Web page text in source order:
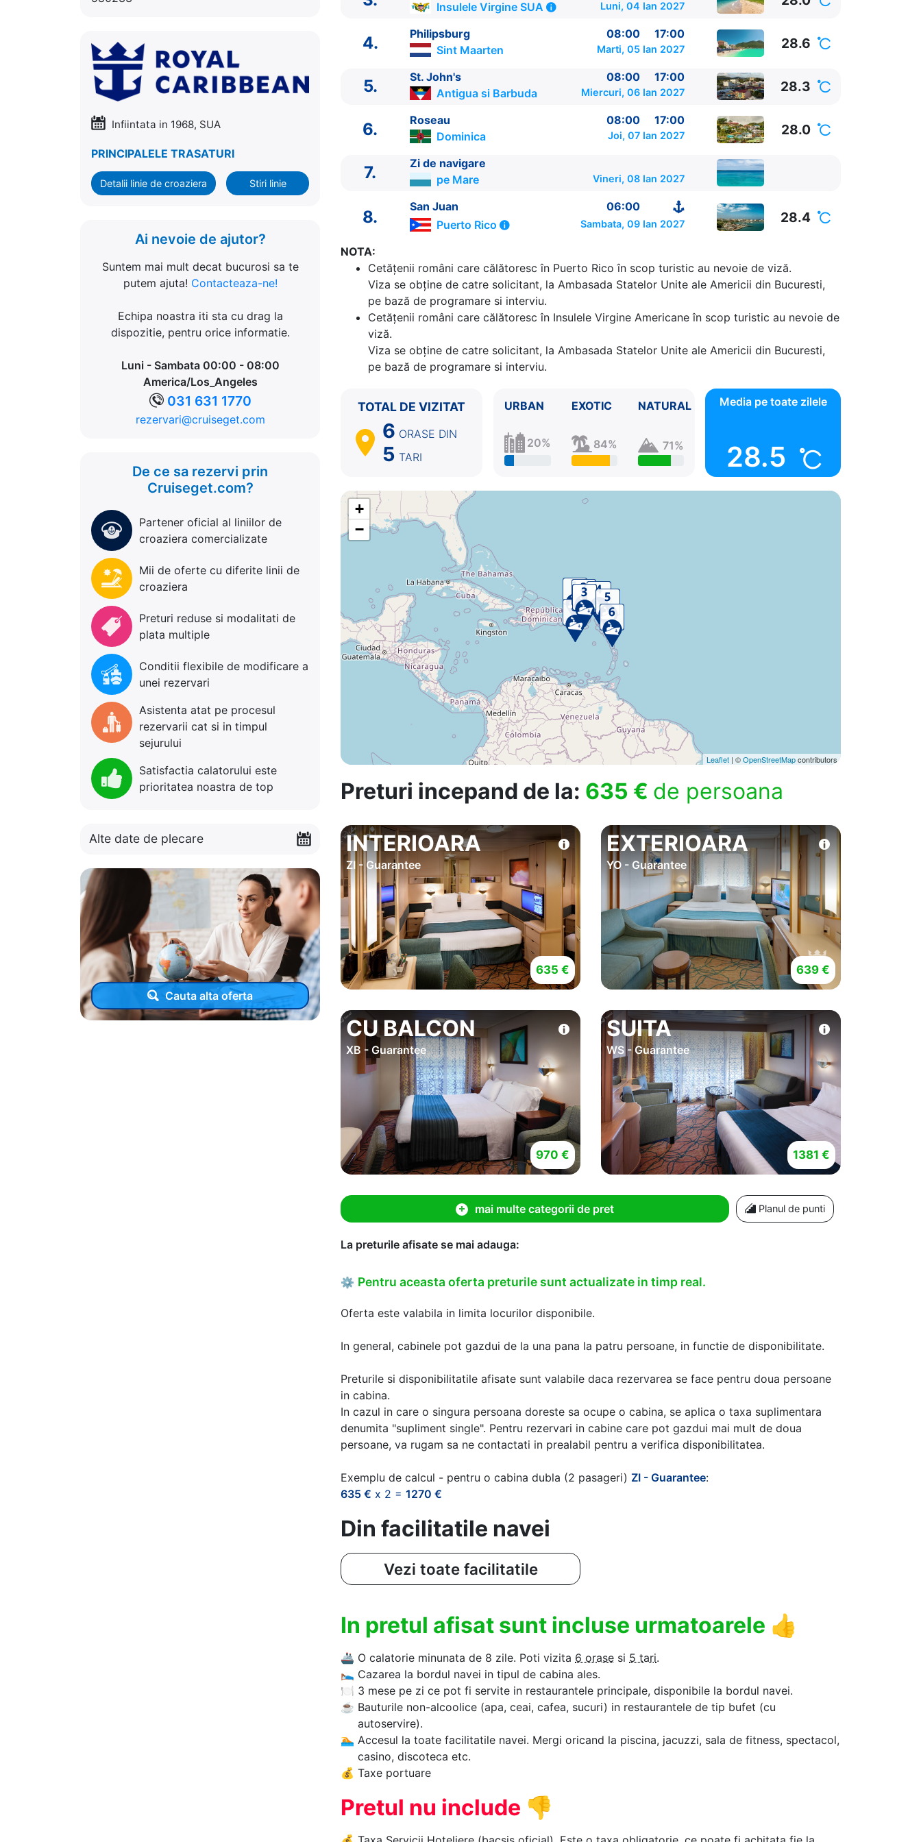
Infiintata in 1968, SUA
PRINCIPALELE TRASATURI
Detalii linie de croaziera Stiri linie
Ai nevoie de ajutor?
Suntem mai mult decat bucurosi sa te
putem ajuta! Contacteaza-ne!
Echipa noastra iti sta cu drag la
dispozitie, pentru orice informatie.
Luni - Sambata 00:00 - 08:00
America/Los_Angeles
031 631 1770
rezervari@cruiseget.com
De ce sa rezervi prin
Cruiseget.com?
Partener oficial al liniilor de
croaziera comercializate
Mii de oferte cu diferite linii de
croaziera
Preturi reduse si modalitati de
plata multiple
Conditii flexibile de modificare a
unei rezervari
Asistenta atat pe procesul
rezervarii cat si in timpul
sejurului
Satisfactia calatorului este
prioritatea noastra de top
Alte date de plecare
Cauta alta oferta
ITINERARIU
Ziua | Portul | Sosire - Plecare
1. San Juan
2.
Charlotte Amalie, St Thomas Insulele Virgine SUA 08:00 -
17:00
Carambola Beach, Saint Croix Insulele Virgine SUA
17:00
Philipsburg
St. John's Antigua si Barbuda 08:00 - 17:00
Roseau Dominica 08:00 - 17:00
8. San Juan Puerto Rico 06:00 - ⚓
Insulele Virgine SUA
Luni, 04 Ian 2027
4. Philipsburg 08:00
17:00
Sint Maarten
Marti, 05 Ian 2027 28.6
5. St. John's 08:00
17:00
Antigua si Barbuda
Miercuri, 06 Ian 2027 28.3
6. Roseau 08:00
17:00
Dominica
Joi, 07 Ian 2027 28.0
7.
Zi de navigare
pe Mare
Vineri, 08 Ian 2027
8.
San Juan
06:00
Puerto Rico
Sambata, 09 Ian 2027 28.4
NOTA:
Cetăţenii români care călătoresc în Puerto Rico în scop turistic au nevoie de viză.
Viza se obține de catre solicitant, la Ambasada Statelor Unite ale Americii din Bucuresti,
pe bază de programare si interviu.
Cetăţenii români care călătoresc în Insulele Virgine Americane în scop turistic au nevoie de
viză.
Viza se obține de catre solicitant, la Ambasada Statelor Unite ale Americii din Bucuresti,
pe bază de programare si interviu.
TOTAL DE VIZITAT
6 ORASE DIN
5 TARI
URBAN
20%
EXOTIC
84%
NATURAL
71%
Media pe toate zilele
28.5
+
−
Leaflet | ©OpenStreetMapcontributors
Preturi incepand de la: 635 € de persoana
INTERIOARA
ZI - Guarantee
635 €
EXTERIOARA
YO - Guarantee
639 €
CU BALCON
XB - Guarantee
970 €
SUITA
WS - Guarantee
1381 €
mai multe categorii de pret Planul de punti
La preturile afisate se mai adauga:
⚙ Pentru aceasta oferta preturile sunt actualizate in timp real.
Oferta este valabila in limita locurilor disponibile.
In general, cabinele pot gazdui de la una pana la patru persoane, in functie de disponibilitate.
Preturile si disponibilitatile afisate sunt valabile daca rezervarea se face pentru doua persoane
in cabina.
In cazul in care o singura persoana doreste sa ocupe o cabina, se aplica o taxa suplimentara
denumita "supliment single". Pentru rezervari in cabine care pot gazdui mai mult de doua
persoane, va rugam sa ne contactati in prealabil pentru a verifica disponibilitatea.
Exemplu de calcul - pentru o cabina dubla (2 pasageri) ZI - Guarantee:
635 € x 2 = 1270 €
Din facilitatile navei
Vezi toate facilitatile
In pretul afisat sunt incluse urmatoarele 👍
🚢 O calatorie minunata de 8 zile. Poti vizita 6 orase si 5 tari.
🛌 Cazarea la bordul navei in tipul de cabina ales.
🍽 3 mese pe zi ce pot fi servite in restaurantele principale, disponibile la bordul navei.
☕ Bauturile non-alcoolice (apa, ceai, cafea, sucuri) in restaurantele de tip bufet (cu
autoservire).
🏊‍ Accesul la toate facilitatile navei. Mergi oricand la piscina, jacuzzi, sala de fitness, spectacol,
casino, discoteca etc.
💰 Taxe portuare
Pretul nu include 👎